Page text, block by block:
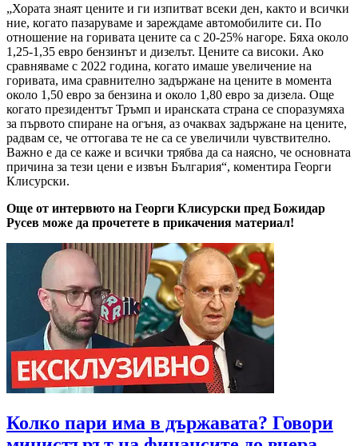
„Хората знаят цените и ги изпитват всеки ден, както и всички
ние, когато пазаруваме и зареждаме автомобилите си. По
отношение на горивата цените са с 20-25% нагоре. Бяха около
1,25-1,35 евро бензинът и дизелът. Цените са високи. Ако
сравняваме с 2022 година, когато имаше увеличение на
горивата, има сравнително задържане на цените в момента
около 1,50 евро за бензина и около 1,80 евро за дизела. Още
когато президентът Тръмп и иранската страна се споразумяха
за първото спиране на огъня, аз очаквах задържане на цените,
радвам се, че оттогава те не са се увеличили чувствително.
Важно е да се каже и всички трябва да са наясно, че основната
причина за тези цени е извън България“, коментира Георги
Клисурски.
Още от интервюто на Георги Клисурски пред Божидар
Русев може да прочетете в прикачения материал!
Колко пари има в държавата? Говори